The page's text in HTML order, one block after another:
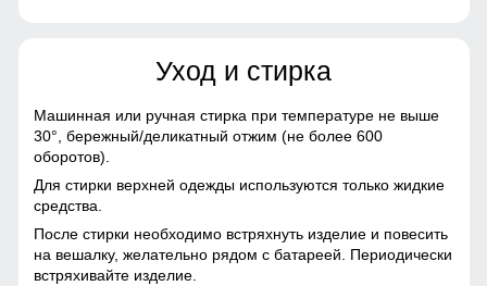
42
56
Полиэстер
Материал подкладки
Фактура материала
Тип ткани
Технологичная ткань
Уход и стирка
Машинная или ручная стирка при температуре не выше
30°, бережный/деликатный отжим (не более 600
оборотов).
Для стирки верхней одежды используются только жидкие
средства.
После стирки необходимо встряхнуть изделие и повесить
на вешалку, желательно рядом с батареей. Периодически
встряхивайте изделие.